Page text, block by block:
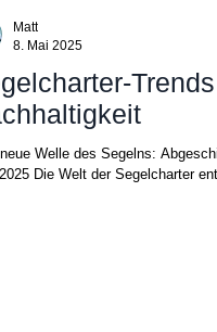
Welle des Segelns:
Die Welt der Segelcharter
Matt
8. Mai 2025